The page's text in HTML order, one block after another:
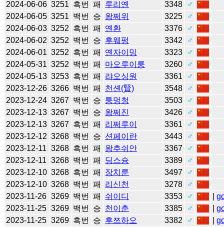
2024-06-06 3251 흑번 패 루리옌 3348
♂
2024-06-05 3251 백번 승 왕쩌위 3225
♂
2024-06-03 3252 흑번 패 옌환 3376
♂
2024-06-02 3252 백번 승 후웨펑 3342
♂
2024-06-01 3252 흑번 패 옌자이밍 3323
♂
2024-05-31 3252 백번 패 마오루이룽 3260
♂
2024-05-13 3253 흑번 패 랴오싱원 3361
♂
2023-12-26 3266 백번 패 천셴(賢) 3548
♂
2023-12-24 3267 백번 승 퉁멍청 3503
♂
2023-12-13 3267 백번 승 왕쩌진 3426
♂
2023-12-13 3267 흑번 패 리쩌루이 3361
♂
2023-12-12 3268 백번 승 션페이란 3443
♂
2023-12-11 3268 흑번 패 왕추쉬안 3367
♂
2023-12-11 3268 백번 패 딩스슝 3389
♂
2023-12-10 3268 흑번 패 장치룬 3497
♂
2023-12-10 3268 백번 패 리신천 3278
♂
2023-11-26 3269 백번 패 쉬이디 3353 ♂ |
2023-11-25 3269 백번 승 천이춘 3385 ♂ |
2023-11-25 3269 흑번 승 후쯔하오 3382 ♂ |